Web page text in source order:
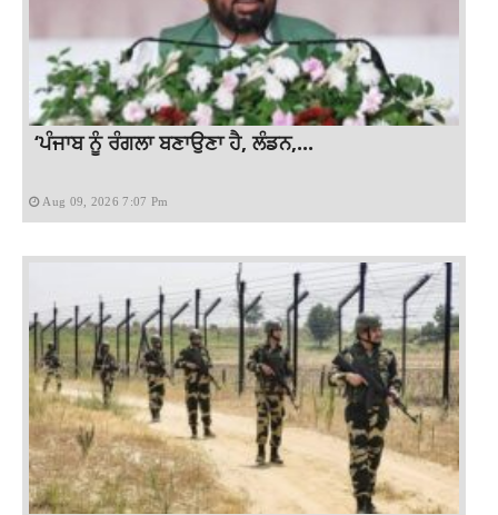
‘ਪੰਜਾਬ ਨੂੰ ਰੰਗਲਾ ਬਣਾਉਣਾ ਹੈ, ਲੰਡਨ,...
Aug 09, 2026 7:07 Pm